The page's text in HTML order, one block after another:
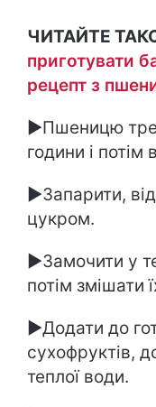
ЧИТАЙТЕ
приготувати
рецепт з
►Пшеницю
години і потім
►Запарити,
цукром.
►Замочити у
потім змішати
►Додати до
сухофруктів,
теплої води.